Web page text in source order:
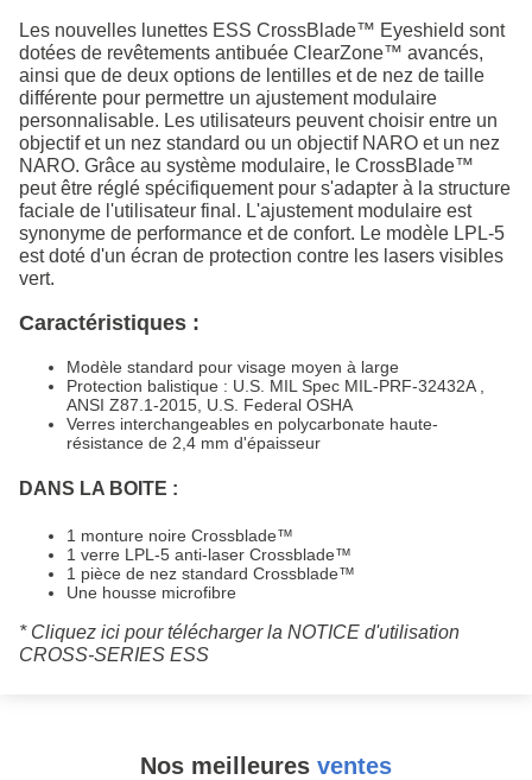
Les nouvelles lunettes ESS CrossBlade™ Eyeshield sont
dotées de revêtements antibuée ClearZone™ avancés,
ainsi que de deux options de lentilles et de nez de taille
différente pour permettre un ajustement modulaire
personnalisable. Les utilisateurs peuvent choisir entre un
objectif et un nez standard ou un objectif NARO et un nez
NARO. Grâce au système modulaire, le CrossBlade™
peut être réglé spécifiquement pour s'adapter à la structure
faciale de l'utilisateur final. L'ajustement modulaire est
synonyme de performance et de confort. Le modèle LPL-5
est doté d'un écran de protection contre les lasers visibles
vert.
Caractéristiques :
Modèle standard pour visage moyen à large
Protection balistique : U.S. MIL Spec MIL-PRF-32432A ,
ANSI Z87.1-2015, U.S. Federal OSHA
Verres interchangeables en polycarbonate haute-
résistance de 2,4 mm d'épaisseur
DANS LA BOITE :
1 monture noire Crossblade™
1 verre LPL-5 anti-laser Crossblade™
1 pièce de nez standard Crossblade™
Une housse microfibre
* Cliquez ici pour télécharger la NOTICE d'utilisation
CROSS-SERIES ESS
Nos meilleures ventes